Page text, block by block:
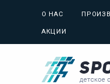
О НАС
АКЦИИ